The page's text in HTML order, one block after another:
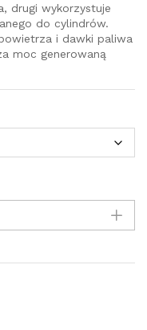
drugi wykorzystuje
do cylindrów.
i dawki paliwa
moc generowaną